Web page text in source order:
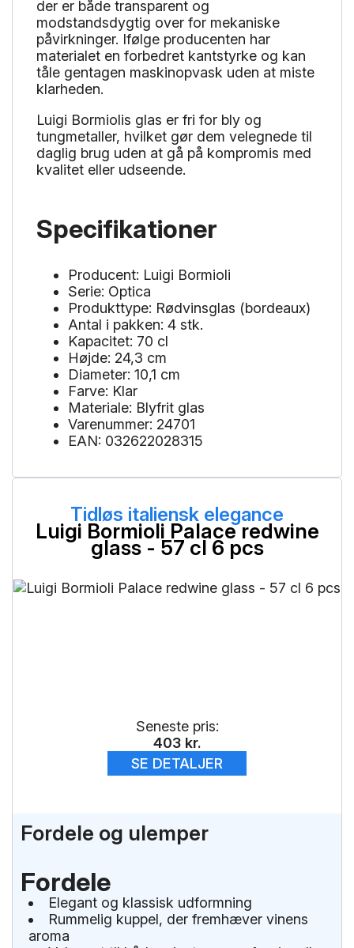
der er både transparent og
modstandsdygtig over for mekaniske
påvirkninger. Ifølge producenten har
materialet en forbedret kantstyrke og kan
tåle gentagen maskinopvask uden at miste
klarheden.
Luigi Bormiolis glas er fri for bly og
tungmetaller, hvilket gør dem velegnede til
daglig brug uden at gå på kompromis med
kvalitet eller udseende.
Specifikationer
Producent: Luigi Bormioli
Serie: Optica
Produkttype: Rødvinsglas (bordeaux)
Antal i pakken: 4 stk.
Kapacitet: 70 cl
Højde: 24,3 cm
Diameter: 10,1 cm
Farve: Klar
Materiale: Blyfrit glas
Varenummer: 24701
EAN: 032622028315
Tidløs italiensk elegance
Luigi Bormioli Palace redwine
glass - 57 cl 6 pcs
Fordele og ulemper
Fordele
Elegant og klassisk udformning
Rummelig kuppel, der fremhæver vinens
aroma
Seneste pris:
403 kr.
SE DETALJER